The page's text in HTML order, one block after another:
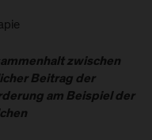
zwischen
Beitrag der
am Beispiel der